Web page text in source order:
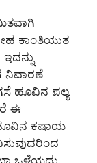
ಕಾಂತಿಯುತ
ಹೂವಿನ ಪಲ್ಯ
ಈ
ಕಷಾಯ